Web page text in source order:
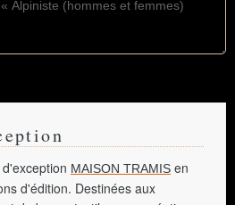
MAISON TRAMIS en
d'édition. Destinées aux